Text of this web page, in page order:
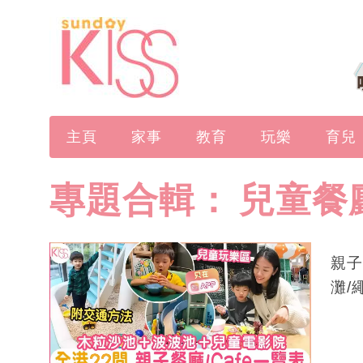
主頁 家事 教育 玩樂 育兒
專題合輯： 兒童餐
親
灘/